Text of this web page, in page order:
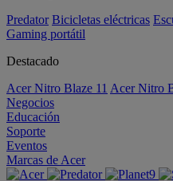
Predator Bicicletas eléctricas
Gaming portátil
Destacado
Acer Nitro Blaze 11 Acer Nitro
Negocios
Educación
Soporte
Eventos
Marcas de Acer